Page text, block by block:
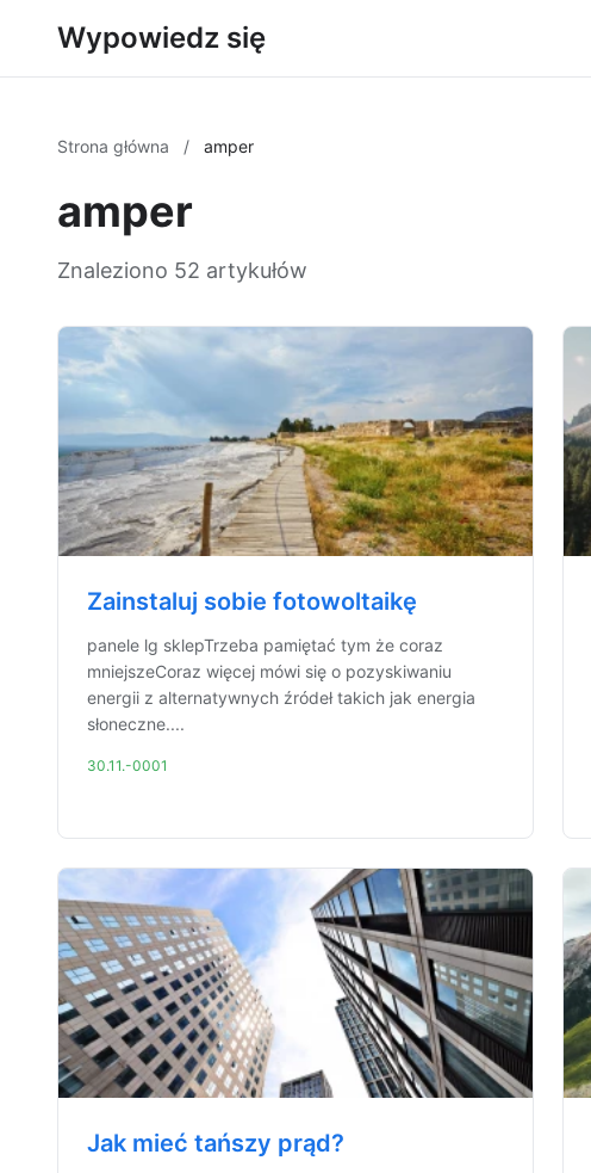
Wypowiedz się
Strona główna / amper
amper
Znaleziono 52 artykułów
Zainstaluj sobie fotowoltaikę
panele lg sklepTrzeba pamiętać tym że coraz
mniejszeCoraz więcej mówi się o pozyskiwaniu
energii z alternatywnych źródeł takich jak energia
słoneczne....
30.11.-0001
Jak mieć tańszy prąd?